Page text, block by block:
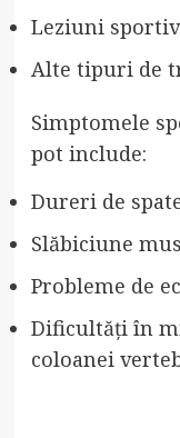
Leziuni
Alte tipuri de
Simptomele
pot include:
Dureri de
Slăbiciune
Probleme de
Dificultăți în
coloanei